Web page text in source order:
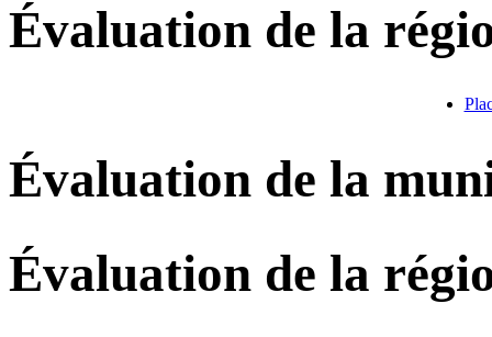
Évaluation de la
Évaluation de la
Évaluation de la